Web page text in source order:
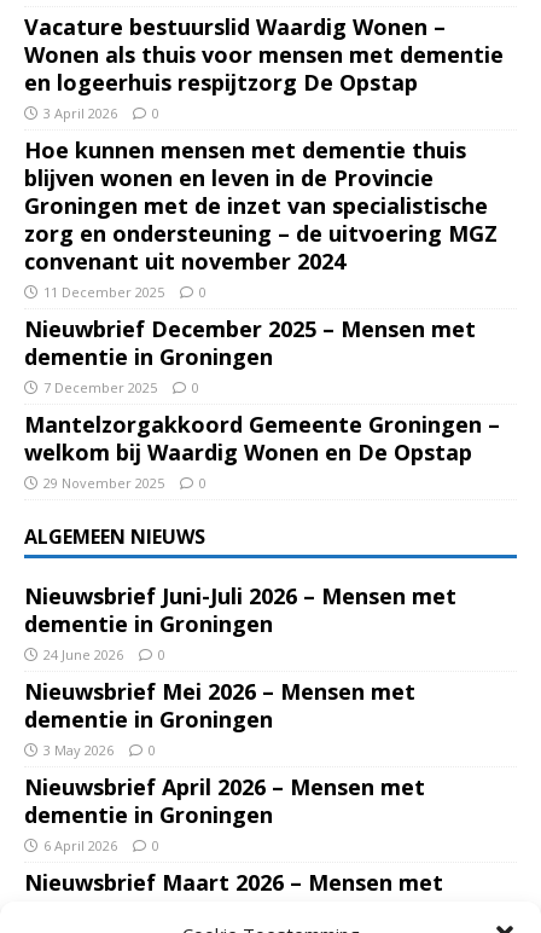
Vacature bestuurslid Waardig Wonen –
Wonen als thuis voor mensen met dementie
en logeerhuis respijtzorg De Opstap
3 April 2026 0
Hoe kunnen mensen met dementie thuis
blijven wonen en leven in de Provincie
Groningen met de inzet van specialistische
zorg en ondersteuning – de uitvoering MGZ
convenant uit november 2024
11 December 2025 0
Nieuwbrief December 2025 – Mensen met
dementie in Groningen
7 December 2025 0
Mantelzorgakkoord Gemeente Groningen –
welkom bij Waardig Wonen en De Opstap
29 November 2025 0
ALGEMEEN NIEUWS
Nieuwsbrief Juni-Juli 2026 – Mensen met
dementie in Groningen
24 June 2026 0
Nieuwsbrief Mei 2026 – Mensen met
dementie in Groningen
3 May 2026 0
Nieuwsbrief April 2026 – Mensen met
dementie in Groningen
6 April 2026 0
Nieuwsbrief Maart 2026 – Mensen met